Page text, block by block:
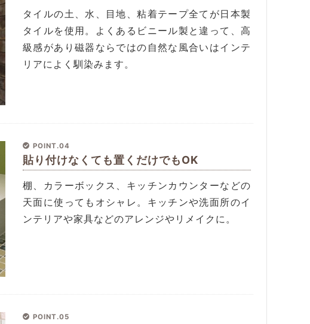
タイルの土、水、目地、粘着テープ全てが日本製
タイルを使用。よくあるビニール製と違って、高
級感があり磁器ならではの自然な風合いはインテ
リアによく馴染みます。
POINT.04
貼り付けなくても置くだけでもOK
棚、カラーボックス、キッチンカウンターなどの
天面に使ってもオシャレ。キッチンや洗面所のイ
ンテリアや家具などのアレンジやリメイクに。
POINT.05